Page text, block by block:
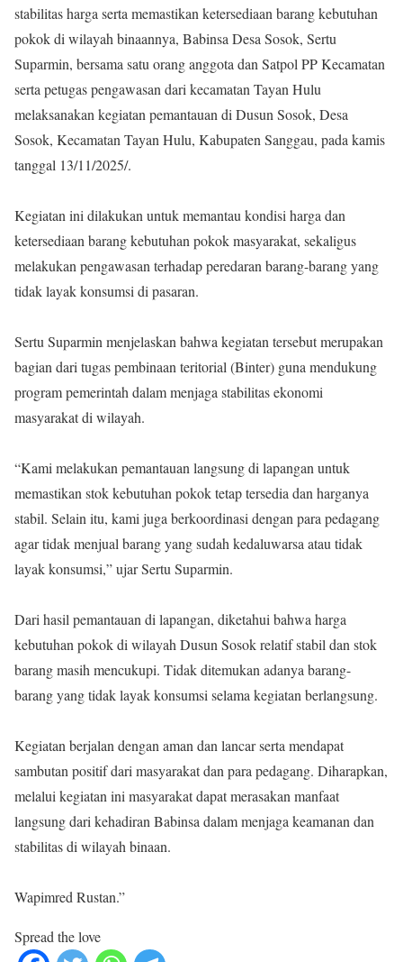
stabilitas harga serta memastikan ketersediaan barang kebutuhan
pokok di wilayah binaannya, Babinsa Desa Sosok, Sertu
Suparmin, bersama satu orang anggota dan Satpol PP Kecamatan
serta petugas pengawasan dari kecamatan Tayan Hulu
melaksanakan kegiatan pemantauan di Dusun Sosok, Desa
Sosok, Kecamatan Tayan Hulu, Kabupaten Sanggau, pada kamis
tanggal 13/11/2025/.
‎Kegiatan ini dilakukan untuk memantau kondisi harga dan
ketersediaan barang kebutuhan pokok masyarakat, sekaligus
melakukan pengawasan terhadap peredaran barang-barang yang
tidak layak konsumsi di pasaran.
‎Sertu Suparmin menjelaskan bahwa kegiatan tersebut merupakan
bagian dari tugas pembinaan teritorial (Binter) guna mendukung
program pemerintah dalam menjaga stabilitas ekonomi
masyarakat di wilayah.
‎“Kami melakukan pemantauan langsung di lapangan untuk
memastikan stok kebutuhan pokok tetap tersedia dan harganya
stabil. Selain itu, kami juga berkoordinasi dengan para pedagang
agar tidak menjual barang yang sudah kedaluwarsa atau tidak
layak konsumsi,” ujar Sertu Suparmin.
‎Dari hasil pemantauan di lapangan, diketahui bahwa harga
kebutuhan pokok di wilayah Dusun Sosok relatif stabil dan stok
barang masih mencukupi. Tidak ditemukan adanya barang-
barang yang tidak layak konsumsi selama kegiatan berlangsung.
‎Kegiatan berjalan dengan aman dan lancar serta mendapat
sambutan positif dari masyarakat dan para pedagang. Diharapkan,
melalui kegiatan ini masyarakat dapat merasakan manfaat
langsung dari kehadiran Babinsa dalam menjaga keamanan dan
stabilitas di wilayah binaan.
‎Wapimred Rustan.”
Spread the love